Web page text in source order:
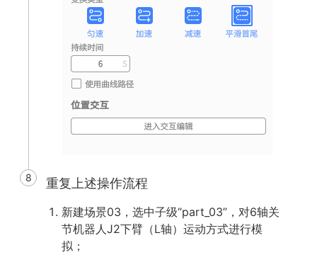
8 重复上述操作流程
新建场景03，选中子级“part_03”，对6轴关
节机器人J2下臂（L轴）运动方式进行模
拟；